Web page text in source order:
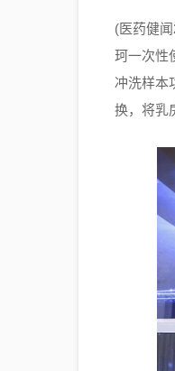
(医药健
珂一次性
冲洗样本
换，将乳